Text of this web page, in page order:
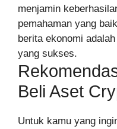
menjamin
pemahaman yang
berita ekonomi
yang sukses.
Beli Aset
Untuk kamu yang